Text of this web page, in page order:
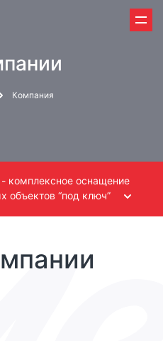
Компания
оснащение
объектов “под ключ”